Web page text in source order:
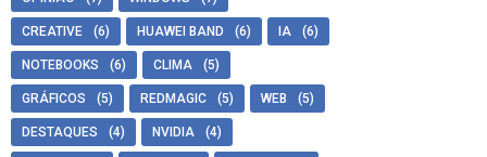
CREATIVE (6) HUAWEI BAND (6) IA (6)
NOTEBOOKS (6) CLIMA (5)
GRÁFICOS (5) REDMAGIC (5) WEB (5)
DESTAQUES (4) NVIDIA (4)